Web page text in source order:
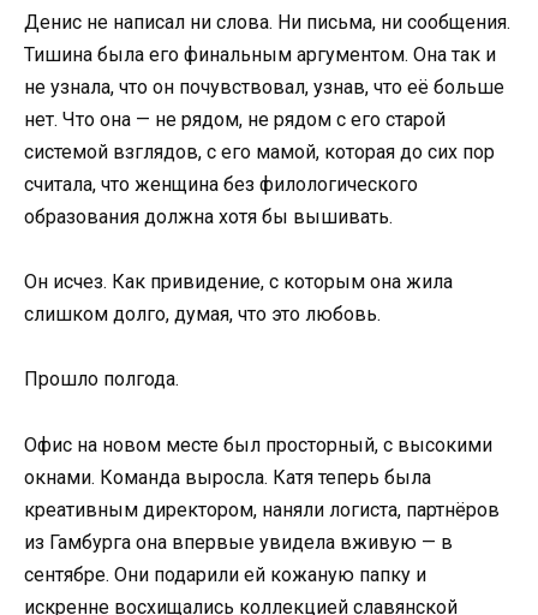
Денис не написал ни слова. Ни письма, ни сообщения.
Тишина была его финальным аргументом. Она так и
не узнала, что он почувствовал, узнав, что её больше
нет. Что она — не рядом, не рядом с его старой
системой взглядов, с его мамой, которая до сих пор
считала, что женщина без филологического
образования должна хотя бы вышивать.
Он исчез. Как привидение, с которым она жила
слишком долго, думая, что это любовь.
Прошло полгода.
Офис на новом месте был просторный, с высокими
окнами. Команда выросла. Катя теперь была
креативным директором, наняли логиста, партнёров
из Гамбурга она впервые увидела вживую — в
сентябре. Они подарили ей кожаную папку и
искренне восхищались коллекцией славянской